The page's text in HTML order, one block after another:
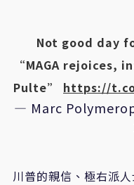
Not good day
“MAGA rejoices,
Pulte” https://
— Marc
川普的親信、極右派